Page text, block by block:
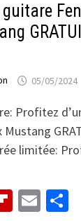
guitare
05/05/2024
Profitez
Mustang
limitée:
Email